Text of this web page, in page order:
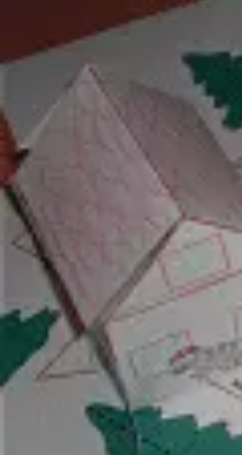
Mandala für Kinder
Ostern
Fasching